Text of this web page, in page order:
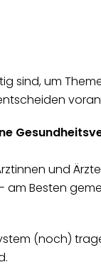
sind, um
und
am Besten
(noch)